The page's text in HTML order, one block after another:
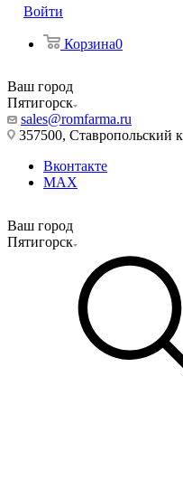
Войти
Корзина0
Ваш город
Пятигорск
sales@romfarma.ru
357500, Ставропольский
Вконтакте
MAX
Ваш город
Пятигорск